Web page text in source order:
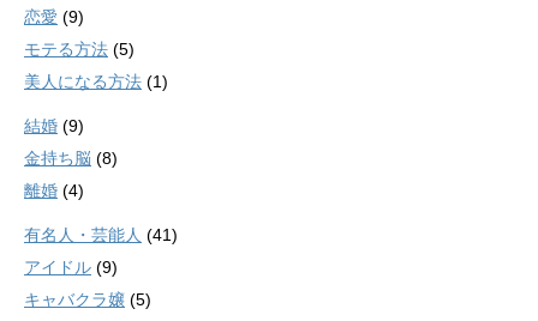
恋愛 (9)
モテる方法 (5)
美人になる方法 (1)
結婚 (9)
金持ち脳 (8)
離婚 (4)
有名人・芸能人 (41)
アイドル (9)
キャバクラ嬢 (5)